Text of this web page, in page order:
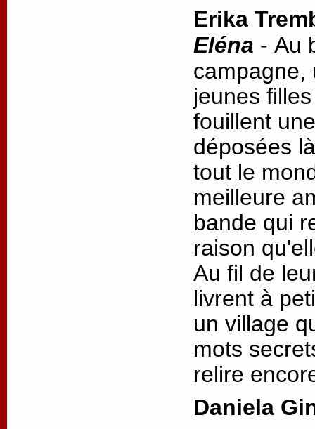
Erika
Eléna - Au
campagne,
jeunes
fouillent une
déposées
tout le
meilleure
bande qui
raison
Au fil de
livrent à
un village
mots
relire
Daniela